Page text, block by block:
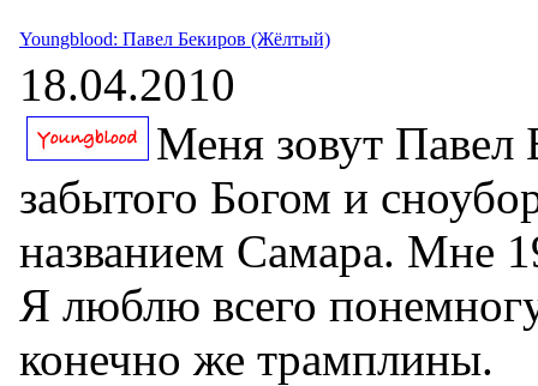
Youngblood: Павел Бекиров (Жёлтый)
18.04.2010
Меня зовут
забытого Богом и
названием Самара. Мне
Я люблю всего
конечно же трамплины.